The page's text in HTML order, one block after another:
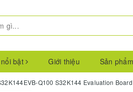
bật Giới thiệu Sản phẩm
Q100 S32K144 Evaluation Board